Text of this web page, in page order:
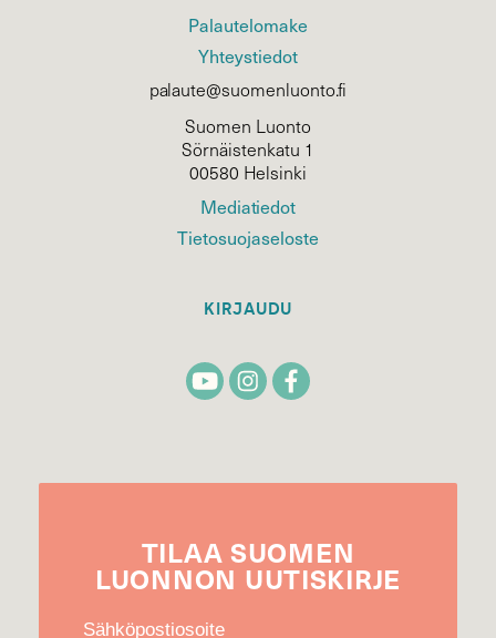
Palautelomake
Yhteystiedot
palaute@suomenluonto.fi
Suomen Luonto
Sörnäistenkatu 1
00580 Helsinki
Mediatiedot
Tietosuojaseloste
KIRJAUDU
TILAA SUOMEN
LUONNON UUTIS­KIRJE
Sähköpostiosoite